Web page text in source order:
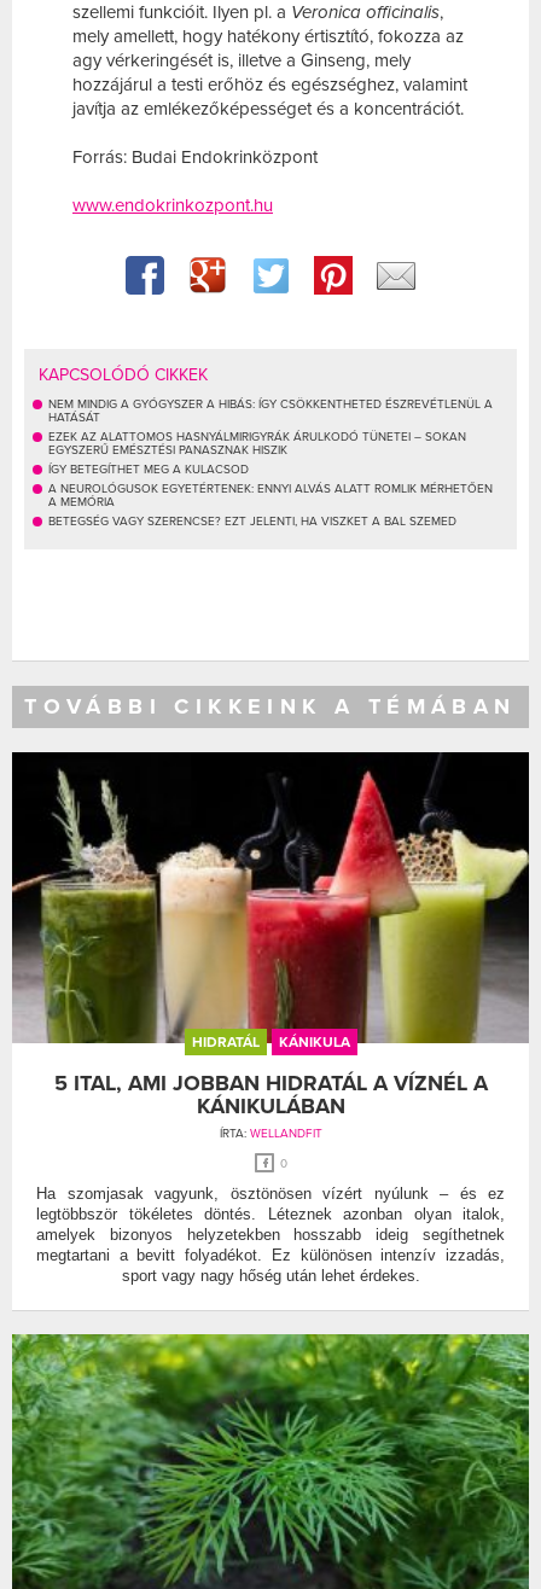
szellemi funkcióit. Ilyen pl. a Veronica officinalis,
mely amellett, hogy hatékony értisztító, fokozza az
agy vérkeringését is, illetve a Ginseng, mely
hozzájárul a testi erőhöz és egészséghez, valamint
javítja az emlékezőképességet és a koncentrációt.
Forrás: Budai Endokrinközpont
www.endokrinkozpont.hu
KAPCSOLÓDÓ CIKKEK
NEM MINDIG A GYÓGYSZER A HIBÁS: ÍGY CSÖKKENTHETED ÉSZREVÉTLENÜL A
HATÁSÁT
EZEK AZ ALATTOMOS HASNYÁLMIRIGYRÁK ÁRULKODÓ TÜNETEI – SOKAN
EGYSZERŰ EMÉSZTÉSI PANASZNAK HISZIK
ÍGY BETEGÍTHET MEG A KULACSOD
A NEUROLÓGUSOK EGYETÉRTENEK: ENNYI ALVÁS ALATT ROMLIK MÉRHETŐEN
A MEMÓRIA
BETEGSÉG VAGY SZERENCSE? EZT JELENTI, HA VISZKET A BAL SZEMED
TOVÁBBI CIKKEINK A TÉMÁBAN
HIDRATÁL KÁNIKULA
5 ITAL, AMI JOBBAN HIDRATÁL A VÍZNÉL A
KÁNIKULÁBAN
ÍRTA: WELLANDFIT
0
Ha szomjasak vagyunk, ösztönösen vízért nyúlunk – és ez
legtöbbször tökéletes döntés. Léteznek azonban olyan italok,
amelyek bizonyos helyzetekben hosszabb ideig segíthetnek
megtartani a bevitt folyadékot. Ez különösen intenzív izzadás,
sport vagy nagy hőség után lehet érdekes.